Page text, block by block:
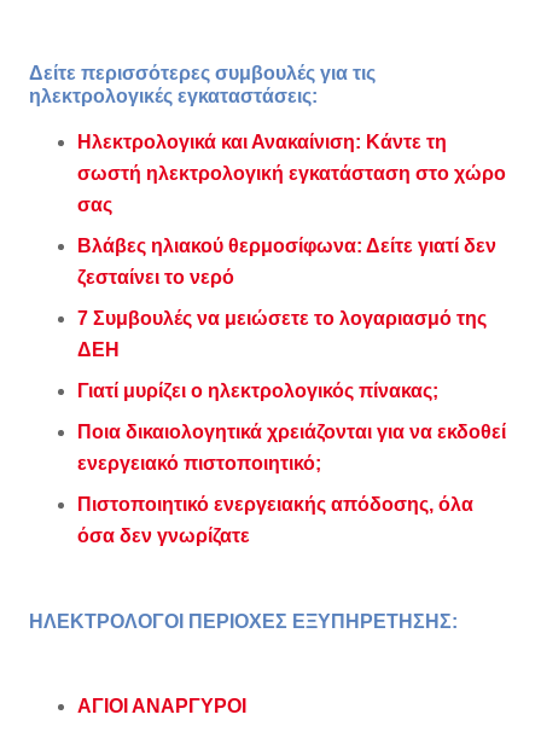
Δείτε περισσότερες συμβουλές για τις
ηλεκτρολογικές εγκαταστάσεις:
Ηλεκτρολογικά και Ανακαίνιση: Κάντε τη
σωστή ηλεκτρολογική εγκατάσταση στο χώρο
σας
Βλάβες ηλιακού θερμοσίφωνα: Δείτε γιατί δεν
ζεσταίνει το νερό
7 Συμβουλές να μειώσετε το λογαριασμό της
ΔΕΗ
Γιατί μυρίζει ο ηλεκτρολογικός πίνακας;
Ποια δικαιολογητικά χρειάζονται για να εκδοθεί
ενεργειακό πιστοποιητικό;
Πιστοποιητικό ενεργειακής απόδοσης, όλα
όσα δεν γνωρίζατε
ΗΛΕΚΤΡΟΛΟΓΟΙ ΠΕΡΙΟΧΕΣ ΕΞΥΠΗΡΕΤΗΣΗΣ:
ΑΓΙΟΙ ΑΝΑΡΓΥΡΟΙ